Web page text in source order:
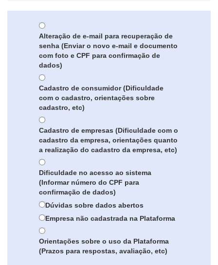
Alteração de e-mail para recuperação de
senha (Enviar o novo e-mail e documento
com foto e CPF para confirmação de
dados)
Cadastro de consumidor (Dificuldade
com o cadastro, orientações sobre
cadastro, etc)
Cadastro de empresas (Dificuldade com o
cadastro da empresa, orientações quanto
a realização do cadastro da empresa, etc)
Dificuldade no acesso ao sistema
(Informar número do CPF para
confirmação de dados)
Dúvidas sobre dados abertos
Empresa não cadastrada na Plataforma
Orientações sobre o uso da Plataforma
(Prazos para respostas, avaliação, etc)